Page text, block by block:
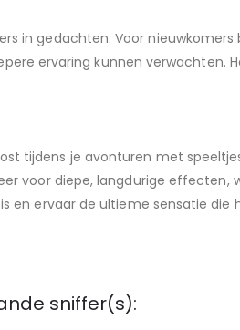
in gedachten. Voor
ervaring kunnen verwachten.
tijdens je avonturen met
voor diepe, langdurige effecten,
en ervaar de ultieme sensatie die
sniffer(s):